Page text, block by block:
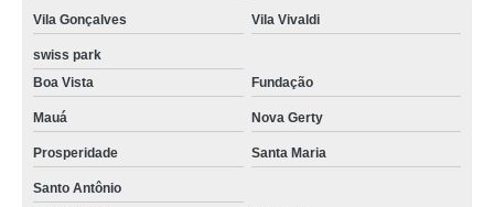
Vila Gonçalves Vila Vivaldi
swiss park
Boa Vista
Fundação
Mauá Nova Gerty
Prosperidade Santa Maria
Santo Antônio